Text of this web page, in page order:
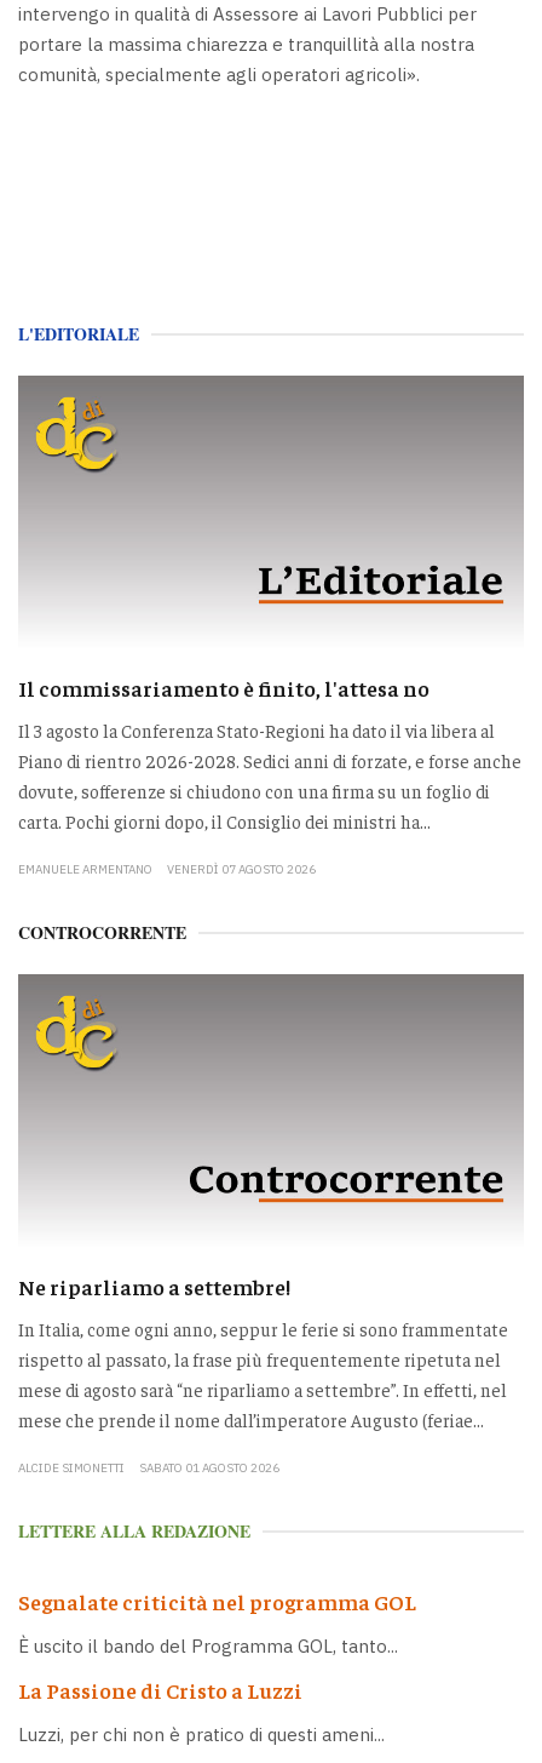
intervengo in qualità di Assessore ai Lavori Pubblici per
portare la massima chiarezza e tranquillità alla nostra
comunità, specialmente agli operatori agricoli».
L'EDITORIALE
Il commissariamento è finito, l'attesa no
Il 3 agosto la Conferenza Stato-Regioni ha dato il via libera al
Piano di rientro 2026-2028. Sedici anni di forzate, e forse anche
dovute, sofferenze si chiudono con una firma su un foglio di
carta. Pochi giorni dopo, il Consiglio dei ministri ha...
EMANUELE ARMENTANO VENERDÌ 07 AGOSTO 2026
CONTROCORRENTE
Ne riparliamo a settembre!
In Italia, come ogni anno, seppur le ferie si sono frammentate
rispetto al passato, la frase più frequentemente ripetuta nel
mese di agosto sarà “ne riparliamo a settembre”. In effetti, nel
mese che prende il nome dall’imperatore Augusto (feriae...
ALCIDE SIMONETTI SABATO 01 AGOSTO 2026
LETTERE ALLA REDAZIONE
Segnalate criticità nel programma GOL
È uscito il bando del Programma GOL, tanto...
La Passione di Cristo a Luzzi
Luzzi, per chi non è pratico di questi ameni...